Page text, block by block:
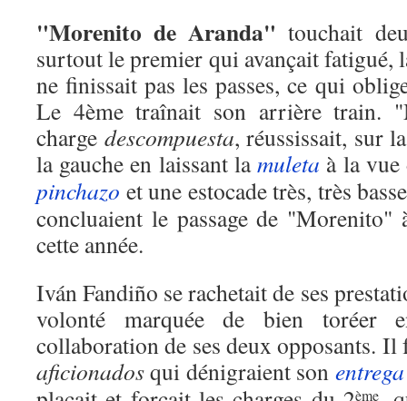
"Morenito de Aranda" touchait
surtout le premier qui avançait fatigué,
ne finissait pas les passes, ce qui
Le 4ème traînait son arrière train.
charge descompuesta, réussissait, sur
la gauche en laissant lamuleta à la
pinchazo et une estocade très, très
concluaient le passage de "Morenito"
cette année.
Iván Fandiño se rachetait de ses
volonté marquée de bien toréer
collaboration de ses deux opposants.
aficionadosqui dénigraient son entrega
ème